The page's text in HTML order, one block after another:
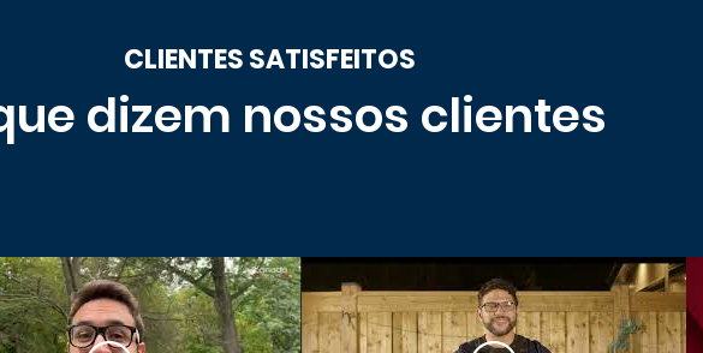
CLIENTES SATISFEITOS
dizem nossos clientes